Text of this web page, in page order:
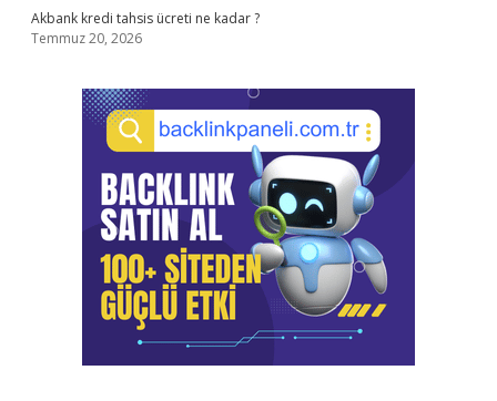
Akbank kredi tahsis ücreti ne kadar ?
Temmuz 20, 2026